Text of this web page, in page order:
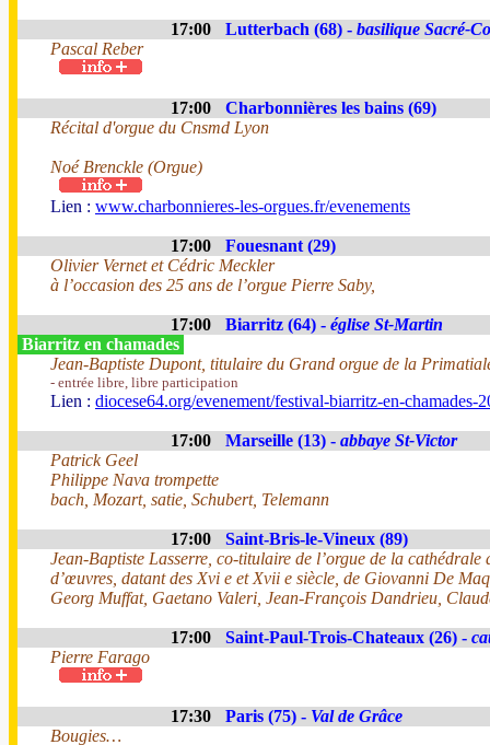
17:00 Lutterbach (68) - basilique Sacré-
Pascal Reber
17:00
Charbonnières les bains (69)
Récital d'orgue du Cnsmd Lyon
Noé Brenckle (Orgue)
Lien : www.charbonnieres-les-orgues.fr/evenements
17:00
Fouesnant (29)
Olivier Vernet et Cédric Meckler
à l’occasion des 25 ans de l’orgue Pierre Saby,
17:00 Biarritz (64) - église St-Martin
Biarritz en chamades
Jean-Baptiste Dupont, titulaire du Grand orgue de la
- entrée libre, libre participation
Lien : diocese64.org/evenement/festival-biarritz-en-chamades-
17:00 Marseille (13) - abbaye St-Victor
Patrick Geel
Philippe Nava trompette
bach, Mozart, satie, Schubert, Telemann
17:00
Saint-Bris-le-Vineux (89)
Jean-Baptiste Lasserre, co-titulaire de l’orgue de la cathédrale
d’œuvres, datant des Xvi e et Xvii e siècle, de Giovanni De
Georg Muffat, Gaetano Valeri, Jean-François Dandrieu,
17:00 Saint-Paul-Trois-Chateaux (26) -
Pierre Farago
17:30 Paris (75) - Val de Grâce
Bougies…